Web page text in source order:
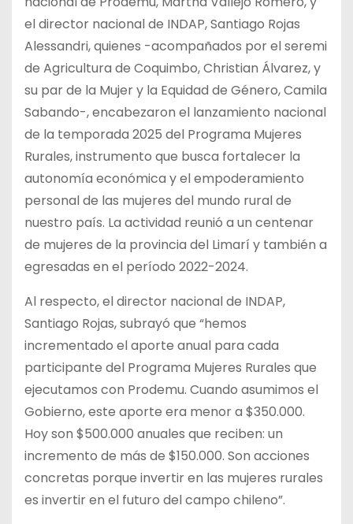
el director nacional de INDAP, Santiago Rojas
Alessandri, quienes -acompañados por el seremi
de Agricultura de Coquimbo, Christian Álvarez, y
su par de la Mujer y la Equidad de Género, Camila
Sabando-, encabezaron el lanzamiento nacional
de la temporada 2025 del Programa Mujeres
Rurales, instrumento que busca fortalecer la
autonomía económica y el empoderamiento
personal de las mujeres del mundo rural de
nuestro país. La actividad reunió a un centenar
de mujeres de la provincia del Limarí y también a
egresadas en el período 2022-2024.
Al respecto, el director nacional de INDAP,
Santiago Rojas, subrayó que “hemos
incrementado el aporte anual para cada
participante del Programa Mujeres Rurales que
ejecutamos con Prodemu. Cuando asumimos el
Gobierno, este aporte era menor a $350.000.
Hoy son $500.000 anuales que reciben: un
incremento de más de $150.000. Son acciones
concretas porque invertir en las mujeres rurales
es invertir en el futuro del campo chileno”.